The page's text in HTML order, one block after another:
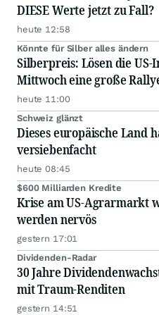
DIESE Werte jetzt zu Fall?
heute 12:58
Könnte für Silber alles ändern
Silberpreis: Lösen die
Mittwoch eine große
heute 11:00
Schweiz glänzt
Dieses europäische Land
versiebenfacht
heute 08:45
$600 Milliarden Kredite
Krise am US-Agrarmarkt
werden nervös
gestern 17:01
Dividenden-Radar
30 Jahre
mit Traum-Renditen
gestern 14:51